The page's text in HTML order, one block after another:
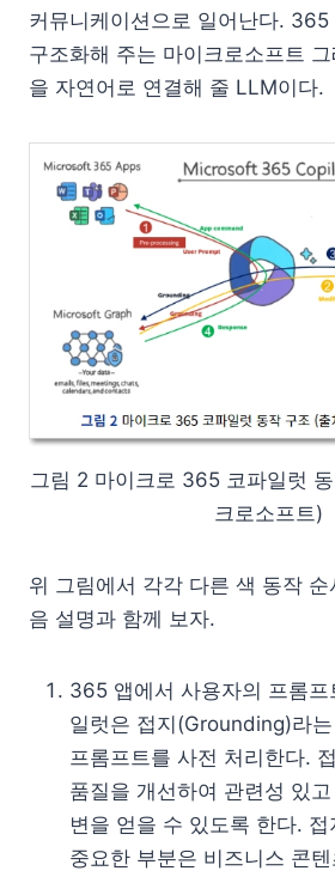
커뮤니케이션으로 일어난다.
구조화해 주는 마이크로소프트
을 자연어로 연결해 줄 LLM이다.
그림 2 마이크로 365 코파일럿
크로소프트)
위 그림에서 각각 다른 색 동작
음 설명과 함께 보자.
365 앱에서 사용자의 프롬
일럿은 접지(Grounding)라
프롬프트를 사전 처리한다.
품질을 개선하여 관련성 있
변을 얻을 수 있도록 한다.
중요한 부분은 비즈니스 콘